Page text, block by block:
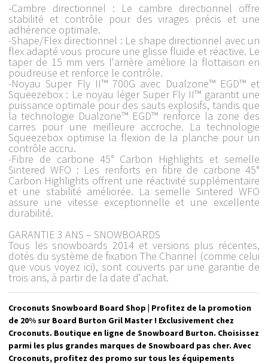
-Cambre directionnel : Le cambre directionnel offre
stabilité et contrôle pour des virages précis et une
adhérence optimale.
-Shape/Flex directionnel : Le shape directionnel avec un
flex adapté vous procure une glisse fluide et réactive. Le
taper de 15 mm vers l'arrière améliore la flottaison en
poudreuse et renforce le contrôle.
-Noyau Super Fly II™ 700G avec Dualzone™ EGD™ et
Squeezebox : Le noyau léger Super Fly II™ garantit une
puissance optimale pour des sauts explosifs, tandis que
la technologie Dualzone™ EGD™ renforce la zone des
carres pour une meilleure accroche. La technologie
Squeezebox optimise la flexion de la planche pour un
contrôle accru.
-Fibre de carbone 45° Carbon Highlights et semelle
Sintered WFO : Les renforts en fibre de carbone 45°
Carbon Highlights offrent une réactivité supplémentaire
et une stabilité améliorée. La semelle Sintered WFO
assure une vitesse exceptionnelle et une excellente
durabilité.
GARANTIE 3 ANS – SNOWBOARDS
Tous les snowboards 2014 et versions plus récentes,
dotés du système de fixation The Channel (comme celui
que vous voyez ici), sont couverts par une garantie de
trois ans, à partir de la date d'achat.
Croconuts Snowboard Board Shop | Profitez de la promotion
de 20% sur Board Burton Gril Master ! Exclusivement chez
Croconuts. Boutique en ligne de Snowboard Burton. Choisissez
parmi les plus grandes marques de Snowboard pas cher. Avec
Croconuts, profitez des promo sur tous les équipements